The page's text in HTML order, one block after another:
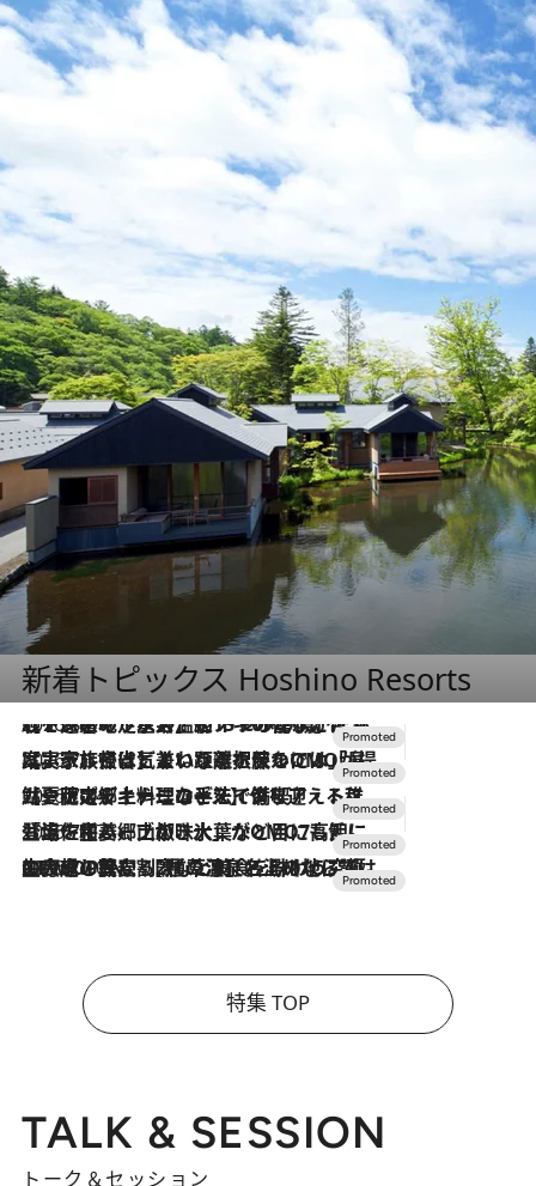
新着トピックス Hoshino Resorts
2026.8.7
【トンボの足水浴】ヒノキの香りに包まれて涼感マックス！約13℃の湧水かけ流しを避暑地「星野温泉 トンボの湯」で体験
2026.7.31
【ホテル帰省】という選択肢をOMOが提案。家族とほどよい距離を保つには「昼は実家、夜は気兼ねなくホテルで！」
2026.7.24
【夏限定ディナーコース】旬を迎える稚鮎や花ズッキーニなどをイタリア・トスカーナの郷土料理の手法で満喫！
2026.7.17
「土佐和ハーブかき氷」がOMO7高知に登場！生姜、山椒、大葉など目にも舌にも涼を呼ぶ郷土の味
2026.7.10
NEW OPEN！【界 草津】名湯の地に誕生。趣の異なる2種の温泉と上州ならではの会席・蕎麦割烹など美食を味わう究極の癒やし旅
特集 TOP
TALK & SESSION
トーク＆セッション